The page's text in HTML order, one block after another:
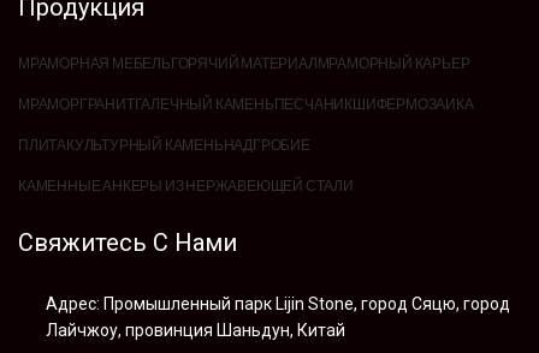
Продукция
МРАМОРНАЯ МЕБЕЛЬГОРЯЧИЙ МАТЕРИАЛМРАМОРНЫЙ КАРЬЕР
МРАМОРГРАНИТГАЛЕЧНЫЙ КАМЕНЬПЕСЧАНИКШИФЕРМОЗАИКА
ПЛИТАКУЛЬТУРНЫЙ КАМЕНЬНАДГРОБИЕ
КАМЕННЫЕ АНКЕРЫ ИЗ НЕРЖАВЕЮЩЕЙ СТАЛИ
Свяжитесь С Нами
Адрес: Промышленный парк Lijin Stone, город Сяцю, город
Лайчжоу, провинция Шаньдун, Китай